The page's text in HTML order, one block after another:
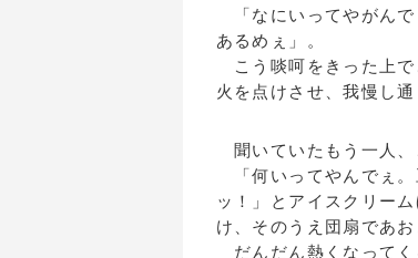
「なにいってやがんで
あるめぇ」。
こう啖呵をきった上で
火を点けさせ、我慢し
聞いていたもう一人、
「何いってやんでぇ。
ッ！」とアイスクリー
け、そのうえ団扇であお
だんだん熱くなってく